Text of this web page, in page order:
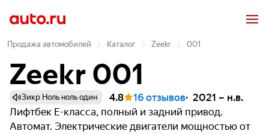
Продажа автомобилей Каталог Zeekr 001
Zeekr 001
Зикр Ноль ноль один 4.8 16 отзывов 2021 – н.в.
Лифтбек E-класса, полный и задний привод.
Автомат. Электрические двигатели мощностью от